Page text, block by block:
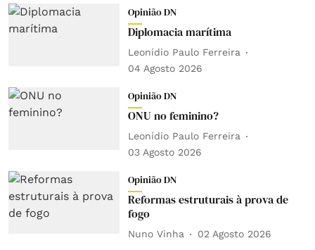
Opinião DN
Diplomacia marítima
Leonídio Paulo Ferreira
04 Agosto 2026
Opinião DN
ONU no feminino?
Leonídio Paulo Ferreira
03 Agosto 2026
Opinião DN
Reformas estruturais à prova de
fogo
Nuno Vinha 02 Agosto 2026